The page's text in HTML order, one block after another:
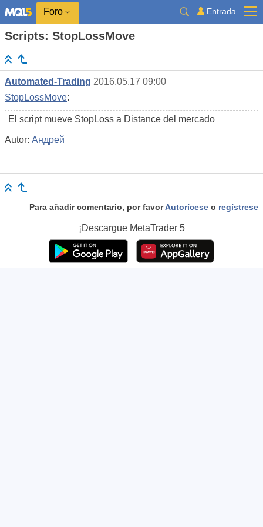
Foro Entrada
Scripts: StopLossMove
Automated-Trading 2016.05.17 09:00
StopLossMove:
El script mueve StopLoss a Distance del mercado
Autor: Андрей
Para añadir comentario, por favorAutorícese o regístrese
¡Descargue MetaTrader 5